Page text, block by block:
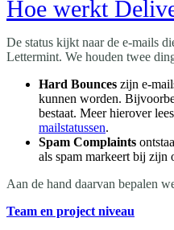
Hoe werkt
De status kijkt naar de e-mails
Lettermint. We houden twee
Hard Bounces zijn e-
kunnen worden.
bestaat. Meer hierover
mailstatussen.
Spam Complaints
als spam markeert bij zijn
Aan de hand daarvan bepalen
Team en project niveau